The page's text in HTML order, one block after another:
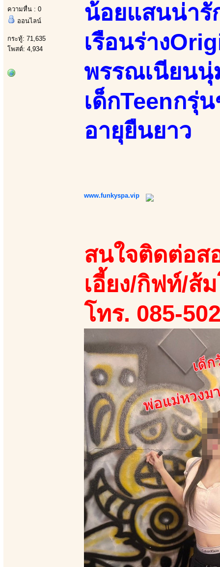
ความหื่น : 0
ออนไลน์
กระทู้: 71,635
โพสต์: 4,934
น้อยแสนน่ารั
เรือนร่าง
พรรณเนียนนุ่
เด็กTeenกรุ่
อายุยืนยาว
www.funkyspa.vip
สนใจติดต่อส
เอี้ยง/กิฟท์/ส้
โทร. 085-